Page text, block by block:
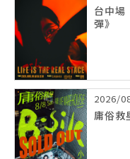
台中場
彈》
2026/
庸俗救